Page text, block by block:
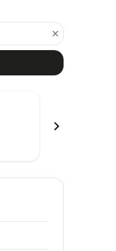
close
chevron_right
惠
找优惠
寻找优惠寻找优惠
disclaimer. 寻找优惠
disclaimer. 寻找优惠